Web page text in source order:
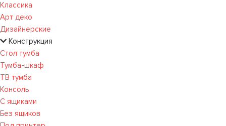
Классика
Арт деко
Дизайнерские
Конструкция
Стол тумба
Тумба-шкаф
ТВ тумба
Консоль
С ящиками
Без ящиков